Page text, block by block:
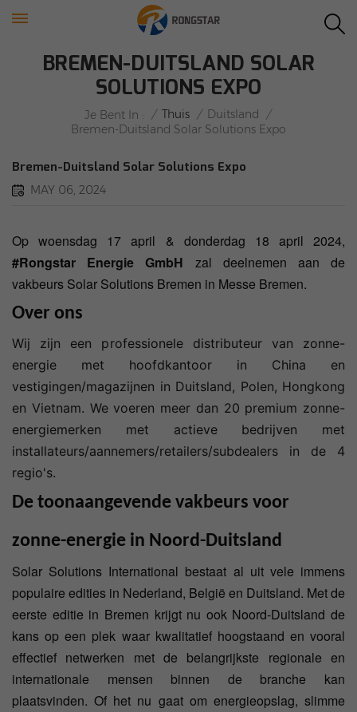
BREMEN-DUITSLAND SOLAR
SOLUTIONS EXPO
Je Bent In : / Thuis / Duitsland
/
Bremen-Duitsland Solar Solutions Expo
Bremen-Duitsland Solar Solutions Expo
MAY 06, 2024
Op woensdag 17 april & donderdag 18 april 2024,
#Rongstar Energie GmbH zal deelnemen aan de
vakbeurs Solar Solutions Bremen in Messe Bremen.
Over ons
Wij zijn een professionele distributeur van zonne-
energie met hoofdkantoor in China en
vestigingen/magazijnen in Duitsland, Polen, Hongkong
en Vietnam. We voeren meer dan 20 premium zonne-
energiemerken met actieve bedrijven met
installateurs/aannemers/retailers/subdealers in de 4
regio's.
De toonaangevende vakbeurs voor
zonne-energie in Noord-Duitsland
Solar Solutions International bestaat al uit vele immens
populaire edities in Nederland, België en Duitsland. Met de
eerste editie in Bremen krijgt nu ook Noord-Duitsland de
kans op een plek waar kwalitatief hoogstaand en vooral
effectief netwerken met de belangrijkste regionale en
internationale mensen binnen de branche kan
plaatsvinden. Of het nu gaat om energieopslag, slimme